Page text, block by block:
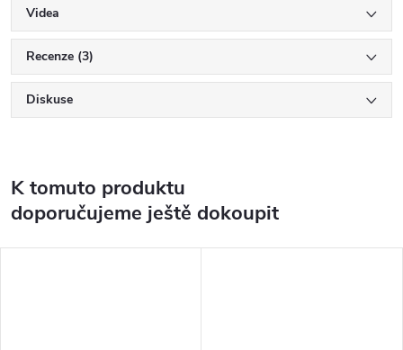
Videa
Recenze (3)
Diskuse
K tomuto produktu
doporučujeme ještě dokoupit